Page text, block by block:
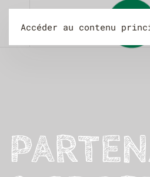
Accéder au contenu